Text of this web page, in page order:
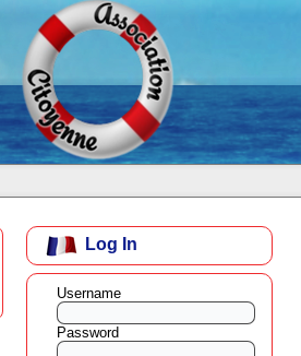
Log In
Username
Password